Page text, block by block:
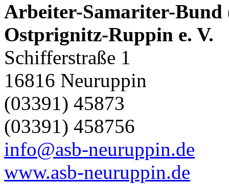
Arbeiter-Samariter-Bund
Ostprignitz-Ruppin e. V.
Schifferstraße 1
16816 Neuruppin
(03391) 45873
(03391) 458756
info@asb-neuruppin.de
www.asb-neuruppin.de